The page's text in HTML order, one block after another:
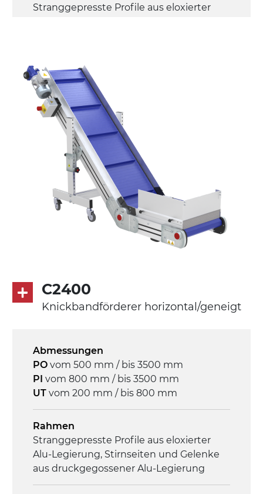
Stranggepresste Profile aus eloxierter
Seitenwände
Stranggepresste Profile aus eloxierter
Alu-Legierung
Ständer
ausziehbare Elemente mit Scharnieren
aus druckgegossener Alu-Legierung,
Beine aus verzinktem Metallrohr,
Schwenkräder mit/ohne Bremse (2+2)
Förderfläche
mit Gliedern aus PP Oberfläche blau
Antrieb
direkt, Zug (linke Seite),
Untersetzungsgetriebe mit Kupplung, 3-
3Ph
Geschwindigkeit
4,6 m/Minute
Steuerung
On/Off, E-Stopp, Motor-
Überlastungsschutz
C2400
Knickbandförderer horizontal/geneigt
Abmessungen
PO vom 500 mm / bis 3500 mm
PI vom 800 mm / bis 3500 mm
UT vom 200 mm / bis 800 mm
Rahmen
Stranggepresste Profile aus eloxierter
Alu-Legierung, Stirnseiten und Gelenke
aus druckgegossener Alu-Legierung